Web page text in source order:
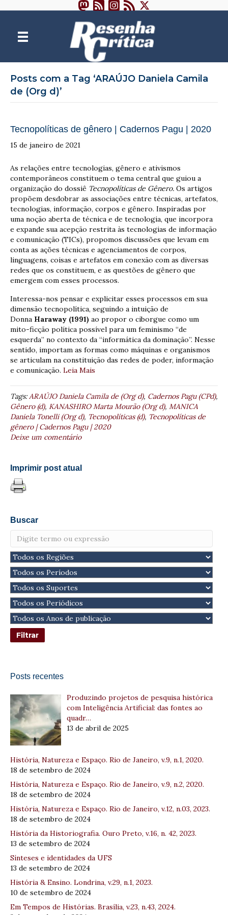
Posts com a Tag ‘ARAÚJO Daniela Camila
de (Org d)’
Tecnopolíticas de gênero | Cadernos Pagu | 2020
15 de janeiro de 2021
As relações entre tecnologias, gênero e ativismos
contemporâneos constituem o tema central que guiou a
organização do dossiê Tecnopolíticas de Gênero. Os artigos
propõem desdobrar as associações entre técnicas, artefatos,
tecnologias, informação, corpos e gênero. Inspiradas por
uma noção aberta de técnica e de tecnologia, que incorpora
e expande sua acepção restrita às tecnologias de informação
e comunicação (TICs), propomos discussões que levam em
conta as ações técnicas e agenciamentos de corpos,
linguagens, coisas e artefatos em conexão com as diversas
redes que os constituem, e as questões de gênero que
emergem com esses processos.
Interessa-nos pensar e explicitar esses processos em sua
dimensão tecnopolítica, seguindo a intuição de
Donna Haraway (1991) ao propor o ciborgue como um
mito-ficção política possível para um feminismo “de
esquerda” no contexto da “informática da dominação”. Nesse
sentido, importam as formas como máquinas e organismos
se articulam na constituição das redes de poder, informação
e comunicação. Leia Mais
Tags:ARAÚJO Daniela Camila de (Org d), Cadernos Pagu (CPd),
Gênero (d), KANASHIRO Marta Mourão (Org d), MANICA
Daniela Tonelli (Org d), Tecnopolíticas (d), Tecnopolíticas de
gênero | Cadernos Pagu | 2020
Deixe um comentário
Imprimir post atual
Buscar
Posts recentes
Produzindo projetos de pesquisa histórica
com Inteligência Artificial: das fontes ao
quadr…
13 de abril de 2025
História, Natureza e Espaço. Rio de Janeiro, v.9, n.1, 2020.
18 de setembro de 2024
História, Natureza e Espaço. Rio de Janeiro, v.9, n.2, 2020.
18 de setembro de 2024
História, Natureza e Espaço. Rio de Janeiro, v.12, n.03, 2023.
18 de setembro de 2024
História da Historiografia. Ouro Preto, v.16, n. 42, 2023.
13 de setembro de 2024
Sínteses e identidades da UFS
13 de setembro de 2024
História & Ensino. Londrina, v.29, n.1, 2023.
10 de setembro de 2024
Em Tempos de Histórias. Brasília, v.23, n.43, 2024.